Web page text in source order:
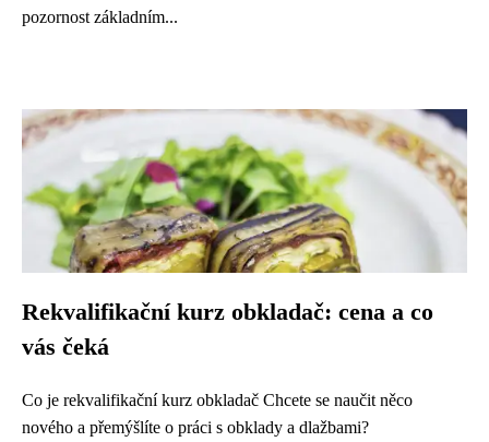
pozornost základním...
Rekvalifikační kurz obkladač: cena a co
vás čeká
Co je rekvalifikační kurz obkladač Chcete se naučit něco
nového a přemýšlíte o práci s obklady a dlažbami?